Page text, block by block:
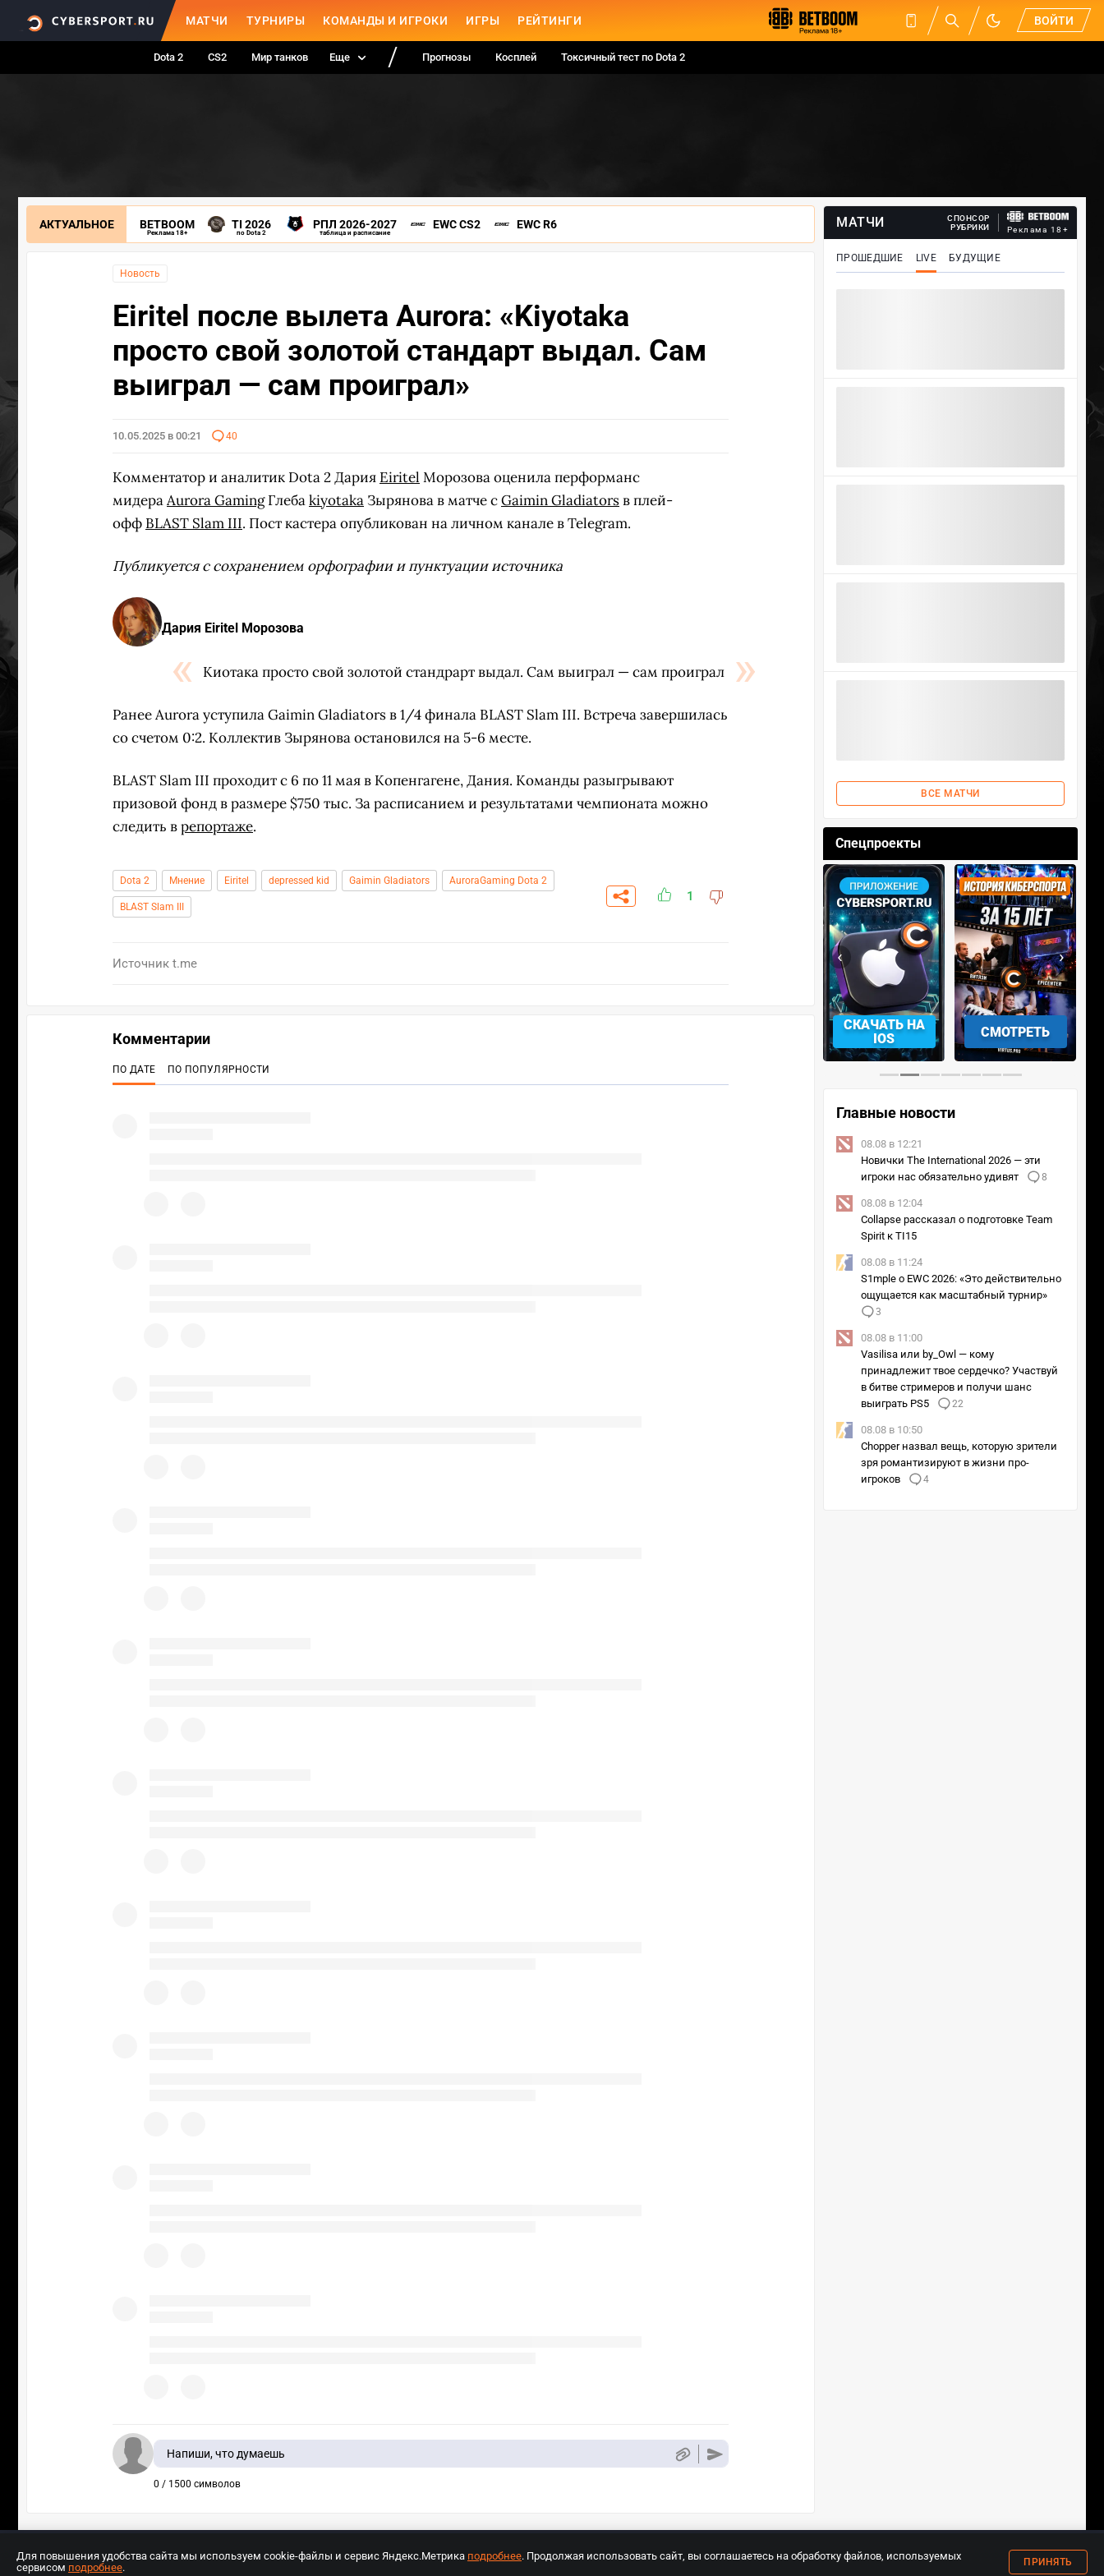
МАТЧИ ТУРНИРЫ КОМАНДЫ И ИГРОКИ ИГРЫ РЕЙТИНГИ ВОЙТИ
Dota 2 CS2 Мир танков Еще Прогнозы Косплей Токсичный тест по Dota 2
АКТУАЛЬНОЕ BETBOOM
Реклама 18+
TI 2026
по Dota 2
РПЛ 2026-2027
таблица и расписание
EWC CS2 EWC R6
Новость
Eiritel после вылета Aurora: «Kiyotaka
просто свой золотой стандарт выдал. Сам
выиграл — сам проиграл»
10.05.2025 в 00:21 40
Комментатор и аналитик Dota 2 Дария Eiritel Морозова оценила перформанс
мидераAurora GamingГлебаkiyotaka Зырянова в матче сGaimin Gladiatorsв плей-
офф BLAST Slam III. Пост кастера опубликован на личном канале в Telegram.
Публикуется с сохранением орфографии и пунктуации источника
Дария Eiritel Морозова
Киотака просто свой золотой стандрарт выдал. Сам выиграл — сам проиграл
Ранее Aurora уступила Gaimin Gladiators в 1/4 финала BLAST Slam III. Встреча завершилась
со счетом 0:2. Коллектив Зырянова остановился на 5-6 месте.
BLAST Slam III проходит с 6 по 11 мая в Копенгагене, Дания. Команды разыгрывают
призовой фонд в размере $750 тыс. За расписанием и результатами чемпионата можно
следить врепортаже.
Dota 2 Мнение Eiritel depressed kid Gaimin Gladiators AuroraGaming Dota 2
BLAST Slam III
1
Источник t.me
МАТЧИ
СПОНСОР
РУБРИКИ
Реклама 18+
ПРОШЕДШИЕ LIVE БУДУЩИЕ
ВСЕ МАТЧИ
Спецпроекты
СМОТРЕТЬ УЧАСТВОВАТЬ
‹ ›
Главные новости
08.08 в 12:21
Новички The International 2026 — эти
игроки нас обязательно удивят
8
08.08 в 12:04
Collapse рассказал о подготовке Team
Spirit к TI15
08.08 в 11:24
S1mple о EWC 2026: «Это действительно
ощущается как масштабный турнир»
3
08.08 в 11:00
Vasilisa или by_Owl — кому
принадлежит твое сердечко? Участвуй
в битве стримеров и получи шанс
выиграть PS5
22
08.08 в 10:50
Chopper назвал вещь, которую зрители
зря романтизируют в жизни про-
игроков
4
Комментарии
ПО ДАТЕ ПО ПОПУЛЯРНОСТИ
Напиши, что думаешь
0 / 1500 символов
18+
Для повышения удобства сайта мы используем cookie-файлы и сервис Яндекс.Метрика подробнее. Продолжая использовать сайт, вы соглашаетесь на обработку файлов, используемых
сервисом подробнее. ПРИНЯТЬ